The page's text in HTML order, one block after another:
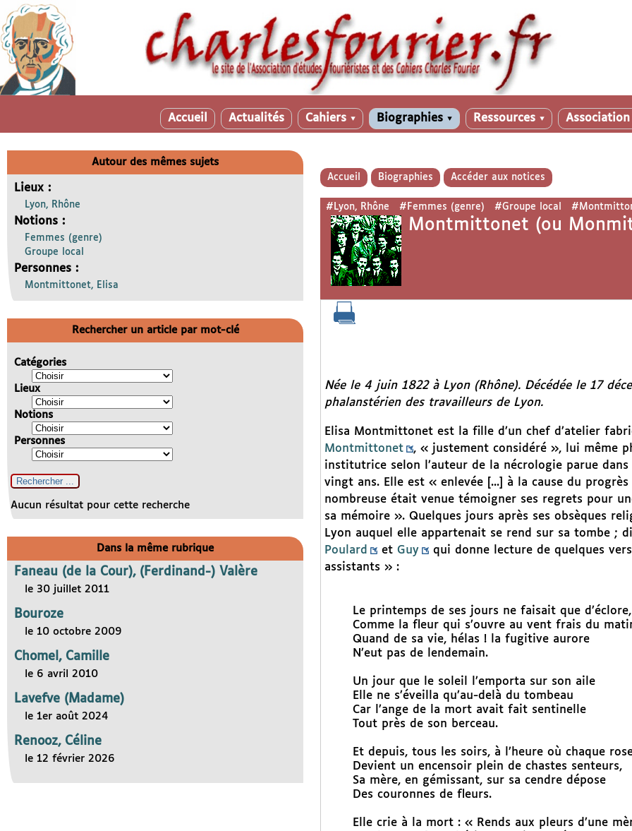
Accueil Actualités Cahiers ▼ Biographies ▼ Ressources ▼ Association
Accueil Biographies Accéder aux notices
#Lyon, Rhône #Femmes (genre) #Groupe local
Montmittonet (ou
Née le 4 juin 1822 à Lyon (Rhône). Décédée le 17
phalanstérien des travailleurs de Lyon.
Elisa Montmittonet est la fille d’un chef d’atelier
Montmittonet
, « justement considéré », lui même
institutrice selon l’auteur de la nécrologie parue dans
vingt ans. Elle est « enlevée [...] à la cause du
nombreuse était venue témoigner ses regrets pour
sa mémoire ». Quelques jours après ses obsèques
Lyon auquel elle appartenait se rend sur sa tombe ;
Poulard
et Guy
qui donne lecture de quelques
assistants » :
Le printemps de ses jours ne faisait que d’éclore,
Comme la fleur qui s’ouvre au vent frais du
Quand de sa vie, hélas ! la fugitive aurore
N’eut pas de lendemain.
Un jour que le soleil l’emporta sur son aile
Elle ne s’éveilla qu’au-delà du tombeau
Car l’ange de la mort avait fait sentinelle
Tout près de son berceau.
Et depuis, tous les soirs, à l’heure où chaque
Devient un encensoir plein de chastes senteurs,
Sa mère, en gémissant, sur sa cendre dépose
Des couronnes de fleurs.
Elle crie à la mort : « Rends aux pleurs d’une
Autour des mêmes sujets
Lieux :
Lyon, Rhône
Notions :
Femmes (genre)
Groupe local
Personnes :
Montmittonet, Elisa
Rechercher un article par mot-clé
Catégories
Lieux
Notions
Personnes
Aucun résultat pour cette recherche
Dans la même rubrique
Faneau (de la Cour), (Ferdinand-) Valère
le 30 juillet 2011
Bouroze
le 10 octobre 2009
Chomel, Camille
le 6 avril 2010
Lavefve (Madame)
le 1er août 2024
Renooz, Céline
le 12 février 2026